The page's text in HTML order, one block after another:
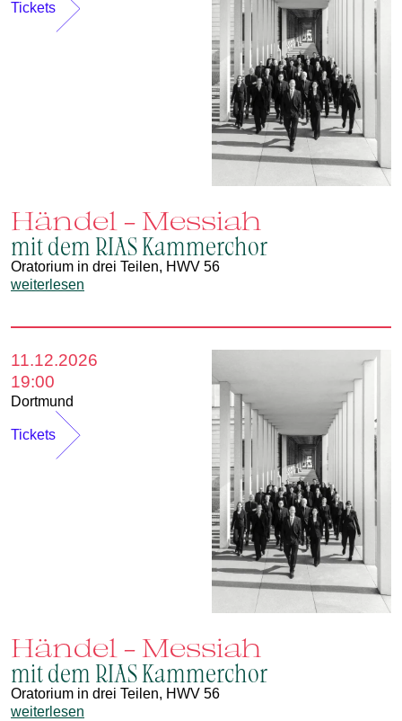
Tickets
Händel - Messiah
mit dem RIAS Kammerchor
Oratorium in drei Teilen, HWV 56
weiterlesen
11.12.2026
19:00
Dortmund
Tickets
Händel - Messiah
mit dem RIAS Kammerchor
Oratorium in drei Teilen, HWV 56
weiterlesen